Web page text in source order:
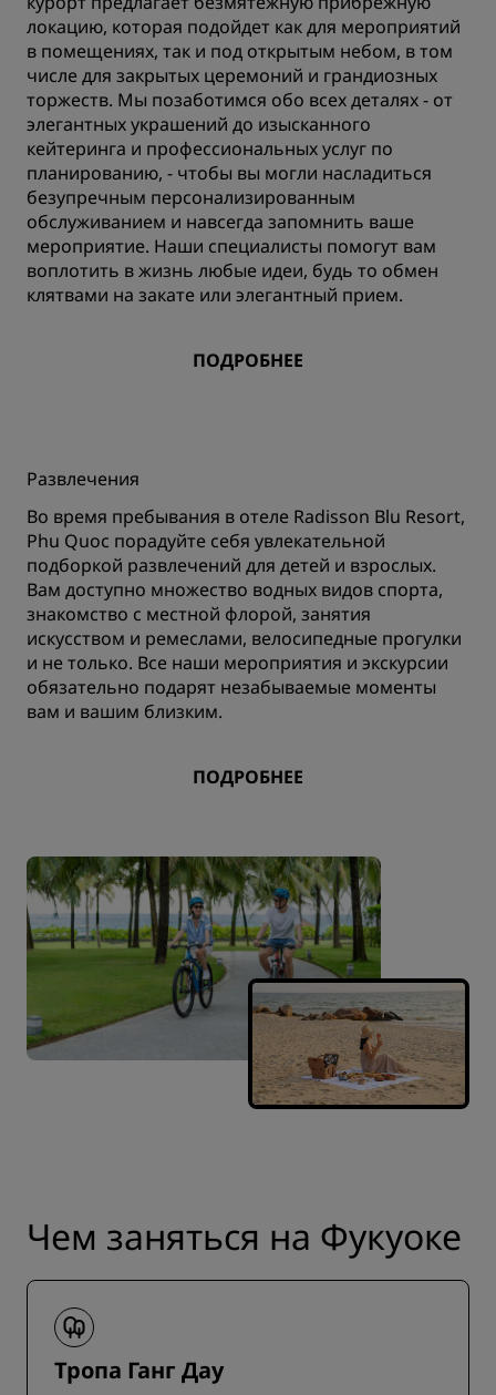
локацию, которая подойдет как для мероприятий
в помещениях, так и под открытым небом, в том
числе для закрытых церемоний и грандиозных
торжеств. Мы позаботимся обо всех деталях - от
элегантных украшений до изысканного
кейтеринга и профессиональных услуг по
планированию, - чтобы вы могли насладиться
безупречным персонализированным
обслуживанием и навсегда запомнить ваше
мероприятие. Наши специалисты помогут вам
воплотить в жизнь любые идеи, будь то обмен
клятвами на закате или элегантный прием.
ПОДРОБНЕЕ
Развлечения
Во время пребывания в отеле Radisson Blu Resort,
Phu Quoc порадуйте себя увлекательной
подборкой развлечений для детей и взрослых.
Вам доступно множество водных видов спорта,
знакомство с местной флорой, занятия
искусством и ремеслами, велосипедные прогулки
и не только. Все наши мероприятия и экскурсии
обязательно подарят незабываемые моменты
вам и вашим близким.
ПОДРОБНЕЕ
Чем заняться на Фукуоке
Тропа Ганг Дау